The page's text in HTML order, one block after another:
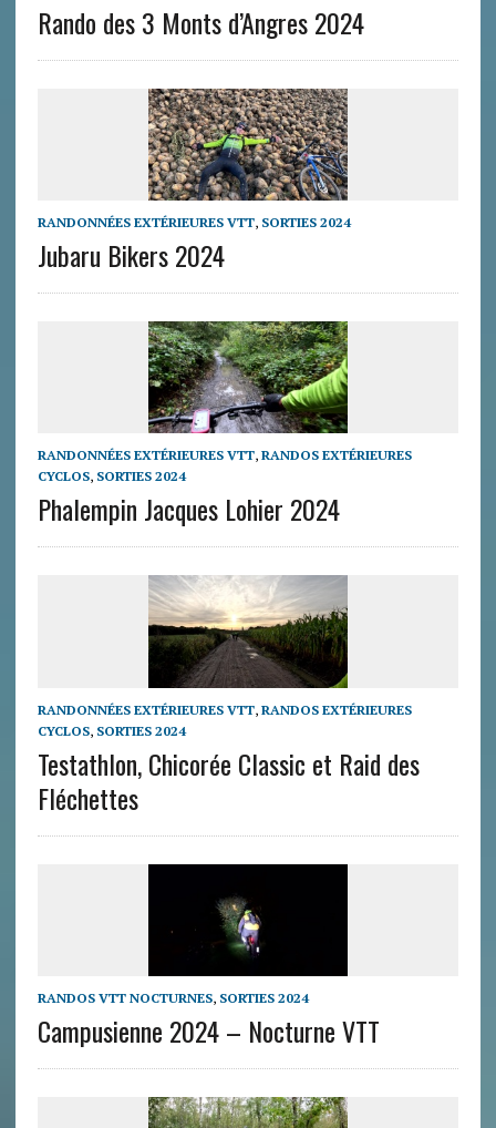
Rando des 3 Monts d’Angres 2024
RANDONNÉES EXTÉRIEURES VTT, SORTIES 2024
Jubaru Bikers 2024
RANDONNÉES EXTÉRIEURES VTT, RANDOS EXTÉRIEURES
CYCLOS, SORTIES 2024
Phalempin Jacques Lohier 2024
RANDONNÉES EXTÉRIEURES VTT, RANDOS EXTÉRIEURES
CYCLOS, SORTIES 2024
Testathlon, Chicorée Classic et Raid des
Fléchettes
RANDOS VTT NOCTURNES, SORTIES 2024
Campusienne 2024 – Nocturne VTT